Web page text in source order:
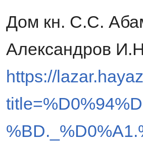
Дом кн. С.С.
Александров
https://